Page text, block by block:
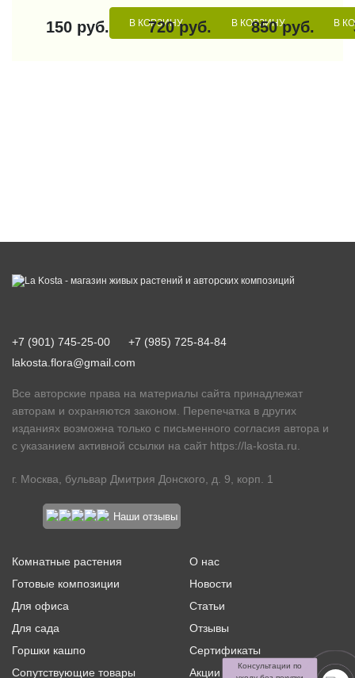
150 руб. В КОРЗИНУ
720 руб. В КОРЗИНУ
850 руб. В
+7 (901) 745-25-00
+7 (985) 725-84-84
lakosta.flora@gmail.com
Все авторские права на материалы сайта принадлежат
авторам и охраняются законом. Перепечатка в других
изданиях возможна только с письменного согласия автора и
с указанием активной ссылки на сайт https://la-kosta.ru
г. Москва, бульвар Дмитрия Донского, д. 9, корп. 1
Наши отзывы
Комнатные растения
Готовые композиции
Для офиса
Для сада
Горшки кашпо
Сопутствующие товары
О нас
Новости
Статьи
Отзывы
Сертификаты
Акции и скидки
Консультации по